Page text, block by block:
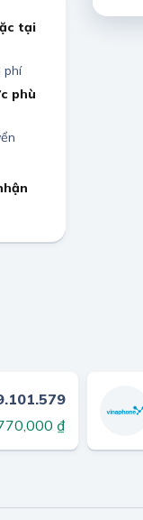
tại
phí
phù
₫